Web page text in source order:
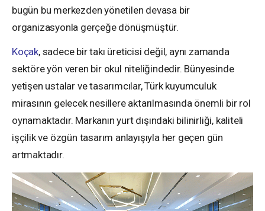
bugün bu merkezden yönetilen devasa bir
organizasyonla gerçeğe dönüşmüştür.
Koçak, sadece bir takı üreticisi değil, aynı zamanda
sektöre yön veren bir okul niteliğindedir. Bünyesinde
yetişen ustalar ve tasarımcılar, Türk kuyumculuk
mirasının gelecek nesillere aktarılmasında önemli bir rol
oynamaktadır. Markanın yurt dışındaki bilinirliği, kaliteli
işçilik ve özgün tasarım anlayışıyla her geçen gün
artmaktadır.